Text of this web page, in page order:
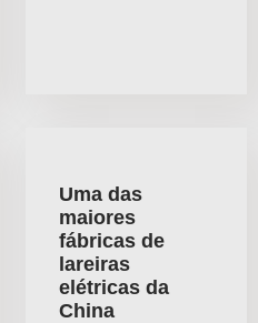
Uma das
maiores
fábricas de
lareiras
elétricas da
China